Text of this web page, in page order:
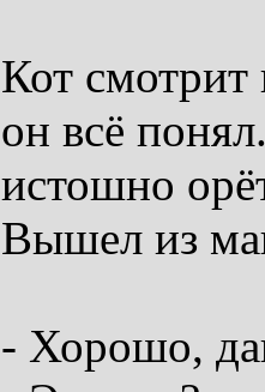
Кот
он всё
истошно
Вышел из
- Хорошо,